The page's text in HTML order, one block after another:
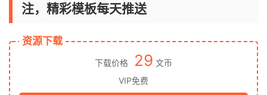
注，精彩模板每天推送
资源下载
下载价格 29 文币
VIP免费